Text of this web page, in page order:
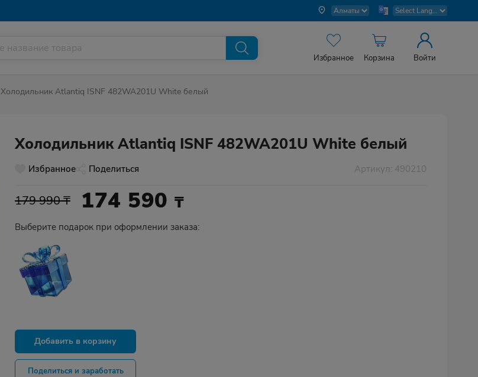
Избранное Корзина Войти
Холодильник Atlantiq ISNF 482WA201U White белый
Холодильник Atlantiq ISNF 482WA201U White белый
Избранное Поделиться Артикул: 490210
179 990 ₸ 174 590 ₸
Выберите подарок при оформлении заказа:
Добавить в корзину
Поделиться и заработать